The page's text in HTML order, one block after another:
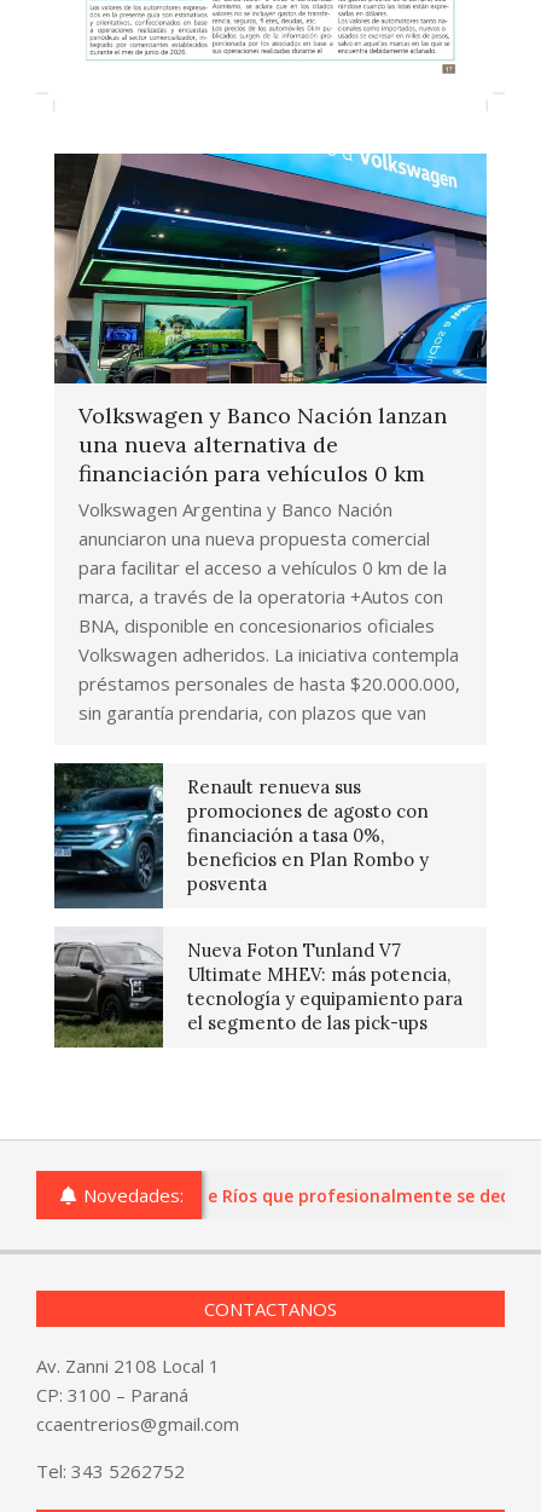
Volkswagen y Banco Nación lanzan
una nueva alternativa de
financiación para vehículos 0 km
Volkswagen Argentina y Banco Nación
anunciaron una nueva propuesta comercial
para facilitar el acceso a vehículos 0 km de la
marca, a través de la operatoria +Autos con
BNA, disponible en concesionarios oficiales
Volkswagen adheridos. La iniciativa contempla
préstamos personales de hasta $20.000.000,
sin garantía prendaria, con plazos que van
Renault renueva sus
promociones de agosto con
financiación a tasa 0%,
beneficios en Plan Rombo y
posventa
Nueva Foton Tunland V7
Ultimate MHEV: más potencia,
tecnología y equipamiento para
el segmento de las pick-ups
Novedades:
o comercios de Entre Ríos que profesionalmente se
CONTACTANOS
Av. Zanni 2108 Local 1
CP: 3100 – Paraná
ccaentrerios@gmail.com
Tel: 343 5262752